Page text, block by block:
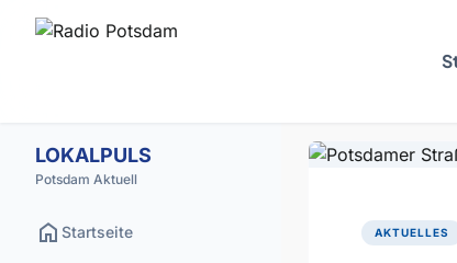
LOKALPULS
Potsdam Aktuell
home Startseite AKTUELLES